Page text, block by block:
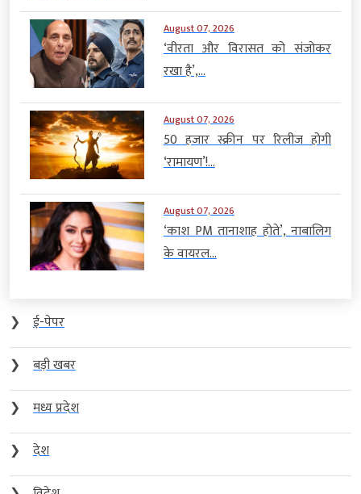
August 07, 2026
‘वीरता और विरासत को संजोकर
रखा है’,...
August 07, 2026
50 हजार स्क्रीन पर रिलीज होगी
‘रामायण’!...
August 07, 2026
‘काश PM तानाशाह होते’, नाबालिग
के वायरल...
❯
ई-पेपर
❯
बड़ी खबर
❯
मध्य प्रदेश
❯
देश